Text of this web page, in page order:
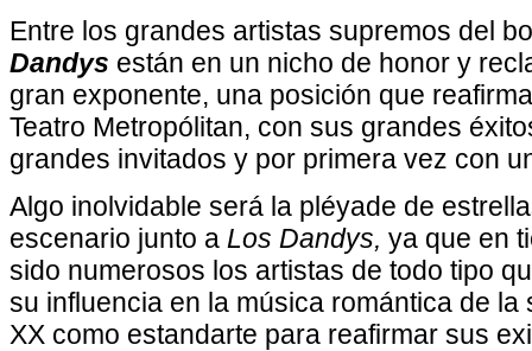
Entre los grandes artistas supremos del
Dandys están en un nicho de honor y
gran exponente, una posición que
Teatro Metropólitan, con sus grandes
grandes invitados y por primera vez con
Algo inolvidable será la pléyade de
escenario junto a Los Dandys, ya que en
sido numerosos los artistas de todo tipo
su influencia en la música romántica de la
XX como estandarte para reafirmar sus